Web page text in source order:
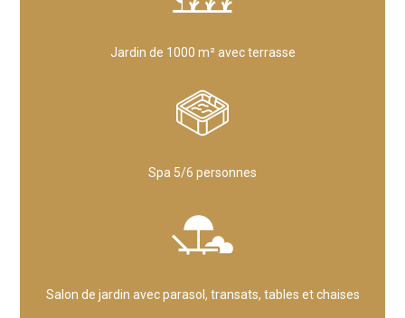
Jardin de 1000 m² avec terrasse
Spa 5/6 personnes
Salon de jardin avec parasol, transats, tables et chaises